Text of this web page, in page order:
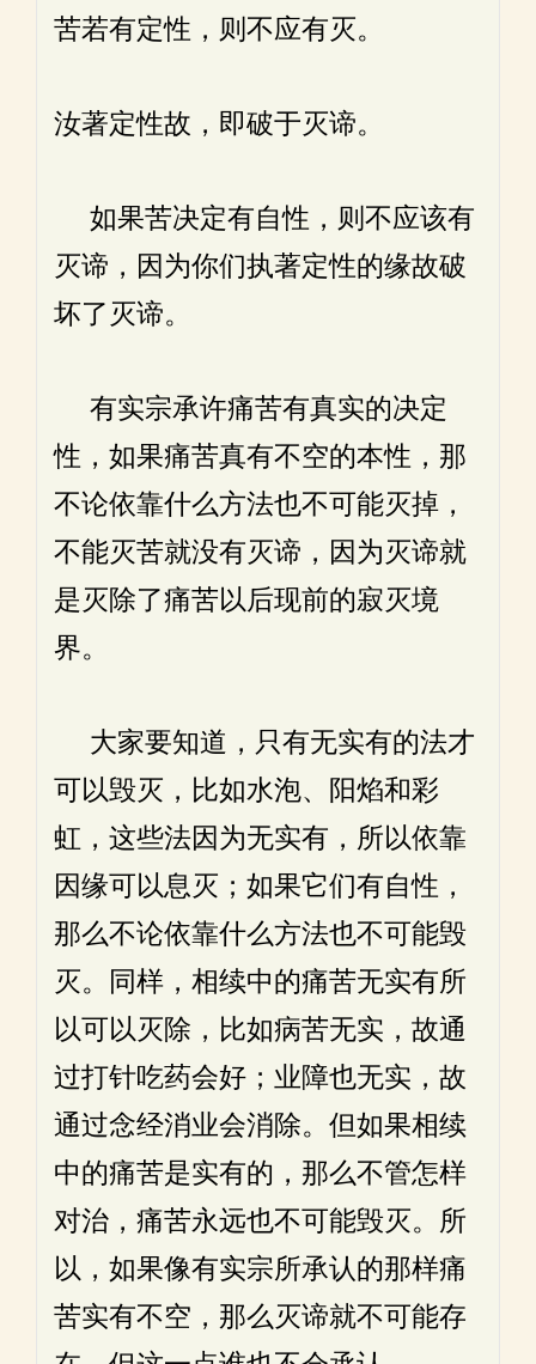
苦若有定性，则不应有灭。
汝著定性故，即破于灭谛。
如果苦决定有自性，则不应该有
灭谛，因为你们执著定性的缘故破
坏了灭谛。
有实宗承许痛苦有真实的决定
性，如果痛苦真有不空的本性，那
不论依靠什么方法也不可能灭掉，
不能灭苦就没有灭谛，因为灭谛就
是灭除了痛苦以后现前的寂灭境
界。
大家要知道，只有无实有的法才
可以毁灭，比如水泡、阳焰和彩
虹，这些法因为无实有，所以依靠
因缘可以息灭；如果它们有自性，
那么不论依靠什么方法也不可能毁
灭。同样，相续中的痛苦无实有所
以可以灭除，比如病苦无实，故通
过打针吃药会好；业障也无实，故
通过念经消业会消除。但如果相续
中的痛苦是实有的，那么不管怎样
对治，痛苦永远也不可能毁灭。所
以，如果像有实宗所承认的那样痛
苦实有不空，那么灭谛就不可能存